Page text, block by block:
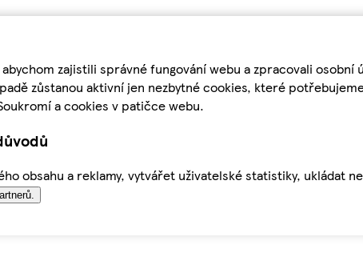
zajistili správné fungování webu a zpracovali
zůstanou aktivní jen nezbytné cookies, které
a cookies v patičce webu.
obsahu a reklamy, vytvářet uživatelské statistiky, ukládat